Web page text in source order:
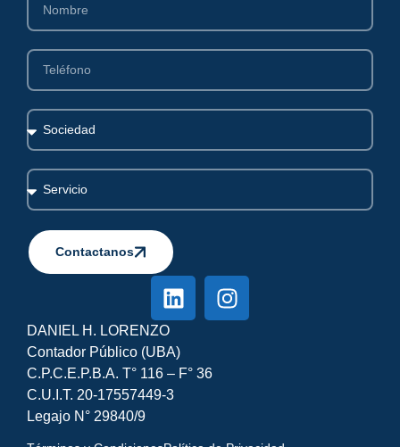
Contactanos
DANIEL H. LORENZO
Contador Público (UBA)
C.P.C.E.P.B.A. T° 116 – F° 36
C.U.I.T. 20-17557449-3
Legajo N° 29840/9